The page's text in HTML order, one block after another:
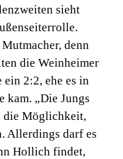
sieht
denn
die Weinheimer
ein 2:2, ehe es in
kam. „Die Jungs
die Möglichkeit,
Allerdings darf es
Hollich findet,